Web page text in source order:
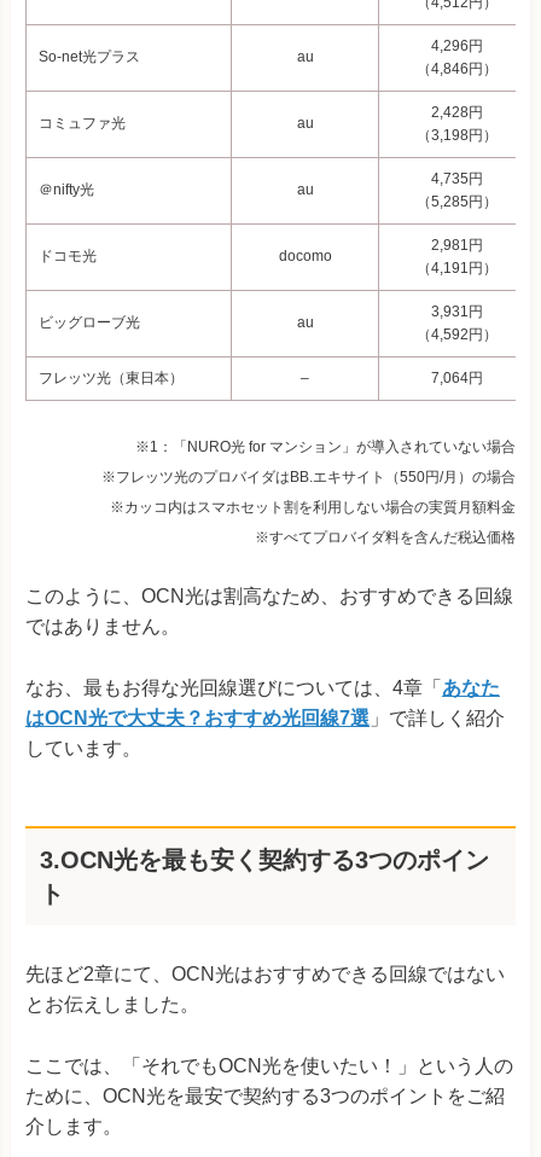
So-net光プラス au
4,296円
（4,846円）
コミュファ光 au
2,428円
（3,198円）
＠nifty光 au
4,735円
（5,285円）
ドコモ光 docomo
2,981円
（4,191円）
ビッグローブ光 au
3,931円
（4,592円）
フレッツ光（東日本） – 7,064円
※1：「NURO光 for マンション」が導入されていない場合
※フレッツ光のプロバイダはBB.エキサイト（550円/月）の場合
※カッコ内はスマホセット割を利用しない場合の実質月額料金
※すべてプロバイダ料を含んだ税込価格
このように、OCN光は割高なため、おすすめできる回線
ではありません。
なお、最もお得な光回線選びについては、4章「 あなた
はOCN光で大丈夫？おすすめ光回線7選 」で詳しく紹介
しています。
3.OCN光を最も安く契約する3つのポイン
ト
先ほど2章にて、OCN光はおすすめできる回線ではない
とお伝えしました。
ここでは、「それでもOCN光を使いたい！」という人の
ために、OCN光を最安で契約する3つのポイントをご紹
介します。